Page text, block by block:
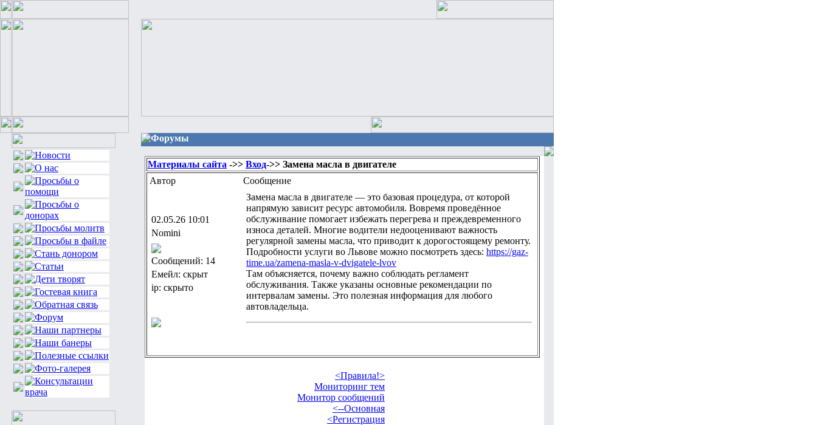
Форумы
Материалы сайта ->> Вход->> Замена масла в двигателе
Автор
Сообщение
02.05.26 10:01
Nomini
Сообщений: 14
Емейл: скрыт
ip: скрыто
Замена масла в двигателе — это базовая процедура, от которой
напрямую зависит ресурс автомобиля. Вовремя проведённое
обслуживание помогает избежать перегрева и преждевременного
износа деталей. Многие водители недооценивают важность
регулярной замены масла, что приводит к дорогостоящему ремонту.
Подробности услуги во Львове можно посмотреть здесь: https://gaz-
time.ua/zamena-masla-v-dvigatele-lvov
Там объясняется, почему важно соблюдать регламент
обслуживания. Также указаны основные рекомендации по
интервалам замены. Это полезная информация для любого
автовладельца.
<Правила!>
Мониторинг тем
Монитор сообщений
<--Основная
<Регистрация